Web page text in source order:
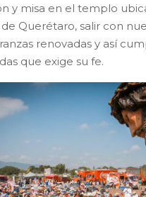
y misa en el templo
Querétaro, salir con
renovadas y así
que exige su fe.